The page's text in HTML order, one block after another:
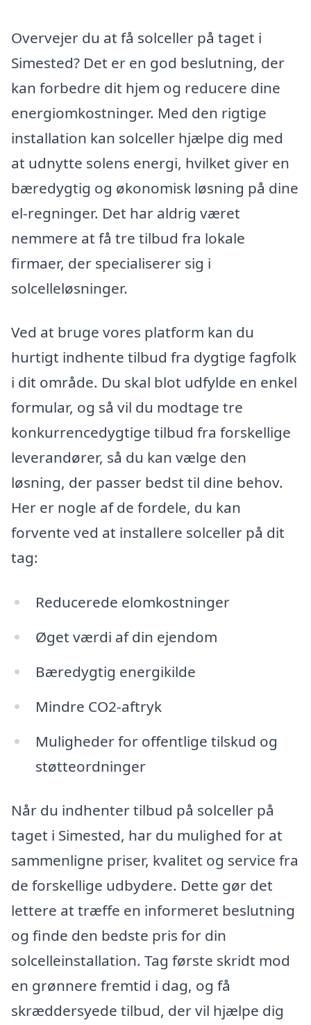
Overvejer du at få solceller på taget i
Simested? Det er en god beslutning, der
kan forbedre dit hjem og reducere dine
energiomkostninger. Med den rigtige
installation kan solceller hjælpe dig med
at udnytte solens energi, hvilket giver en
bæredygtig og økonomisk løsning på dine
el-regninger. Det har aldrig været
nemmere at få tre tilbud fra lokale
firmaer, der specialiserer sig i
solcelleløsninger.
Ved at bruge vores platform kan du
hurtigt indhente tilbud fra dygtige fagfolk
i dit område. Du skal blot udfylde en enkel
formular, og så vil du modtage tre
konkurrencedygtige tilbud fra forskellige
leverandører, så du kan vælge den
løsning, der passer bedst til dine behov.
Her er nogle af de fordele, du kan
forvente ved at installere solceller på dit
tag:
Reducerede elomkostninger
Øget værdi af din ejendom
Bæredygtig energikilde
Mindre CO2-aftryk
Muligheder for offentlige tilskud og
støtteordninger
Når du indhenter tilbud på solceller på
taget i Simested, har du mulighed for at
sammenligne priser, kvalitet og service fra
de forskellige udbydere. Dette gør det
lettere at træffe en informeret beslutning
og finde den bedste pris for din
solcelleinstallation. Tag første skridt mod
en grønnere fremtid i dag, og få
skræddersyede tilbud, der vil hjælpe dig